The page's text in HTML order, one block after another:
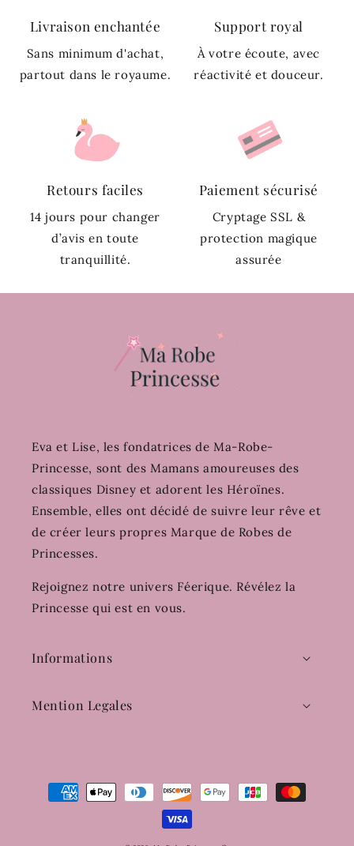
Livraison enchantée
Sans minimum d'achat,
partout dans le royaume.
Support royal
À votre écoute, avec
réactivité et douceur.
Retours faciles
14 jours pour changer
d’avis en toute
tranquillité.
Paiement sécurisé
Cryptage SSL &
protection magique
assurée
Eva et Lise, les fondatrices de Ma-Robe-
Princesse, sont des Mamans amoureuses des
classiques Disney et adorent les Héroïnes.
Ensemble, elles ont décidé de suivre leur rêve et
de créer leurs propres Marque de Robes de
Princesses.
Rejoignez notre univers Féerique. Révélez la
Princesse qui est en vous.
Informations
Mention Legales
Moyens